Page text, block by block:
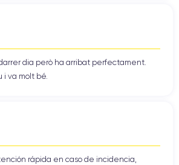
dia però ha arribat perfectament.
i va molt bé.
rápida en caso de incidencia,